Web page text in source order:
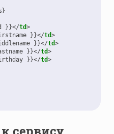
}}</td>
}}</td>
}}</td>
}}</td>
}}</td>